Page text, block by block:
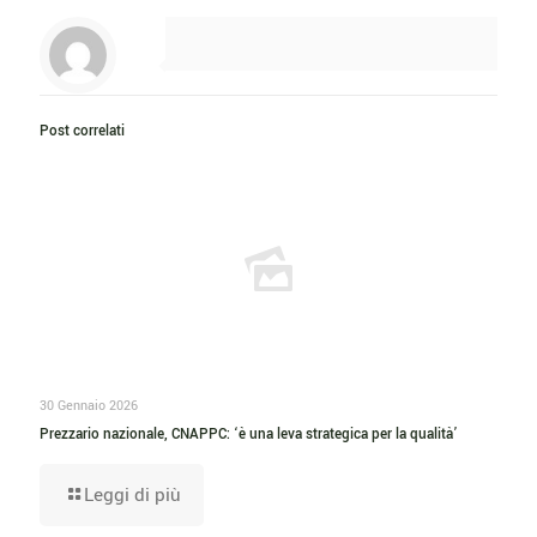
Post correlati
30 Gennaio 2026
Prezzario nazionale, CNAPPC: ‘è una leva strategica per la qualità’
Leggi di più